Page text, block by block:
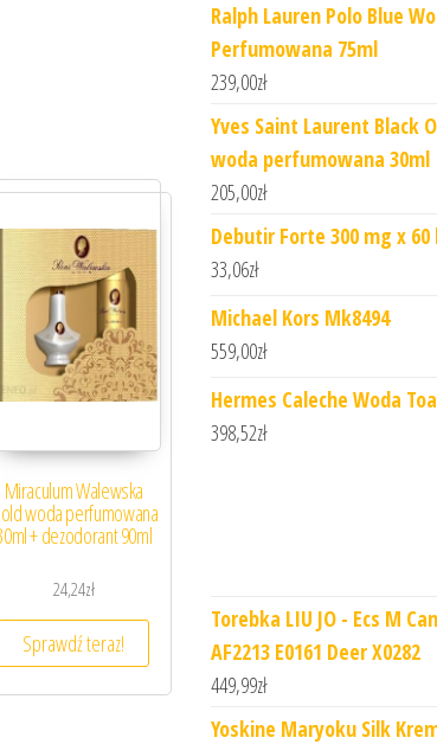
Miraculum Walewska
woda perfumowana
+ dezodorant 90ml
24,24zł
Sprawdź teraz!
Ralph Lauren Polo Blue
Perfumowana 75ml
239,00zł
Yves Saint Laurent Black
woda perfumowana 30ml
205,00zł
Debutir Forte 300 mg x 60
33,06zł
Michael Kors Mk8494
559,00zł
Hermes Caleche Woda
398,52zł
Torebka LIU JO - Ecs M
AF2213 E0161 Deer X0282
449,99zł
Yoskine Maryoku Silk